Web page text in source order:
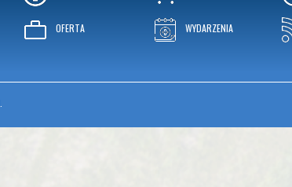
OFERTA WYDARZENIA